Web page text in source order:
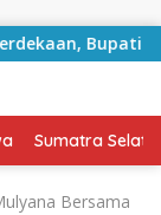
Bupati
Sumatra
Bersama